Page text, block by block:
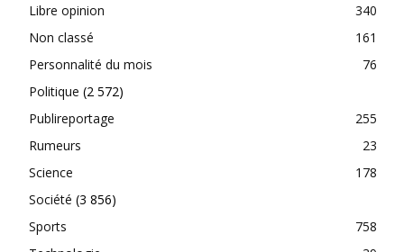
Libre opinion
340
Non classé
161
Personnalité du mois
76
Politique (2 572)
Publireportage
255
Rumeurs
23
Science
178
Société (3 856)
Sports
758